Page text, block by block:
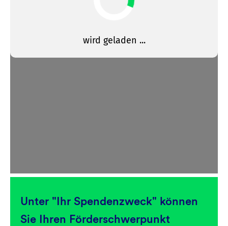
Unter "Ihr Spendenzweck" können
Sie Ihren Förderschwerpunkt